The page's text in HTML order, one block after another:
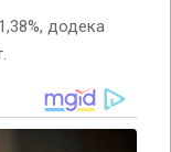
додека